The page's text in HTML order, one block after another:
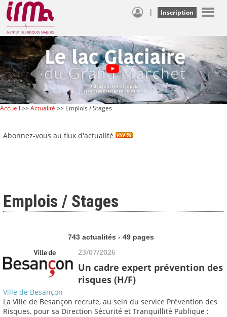
| Inscription
Accueil >>Actualité >> Emplois / Stages
Abonnez-vous au flux d'actualité
Emplois / Stages
743 actualités - 49 pages
23/07/2026
Un cadre expert prévention des
risques (H/F)
Ville de Besançon
La Ville de Besançon recrute, au sein du service Prévention des
Risques, pour sa Direction Sécurité et Tranquillité Publique :